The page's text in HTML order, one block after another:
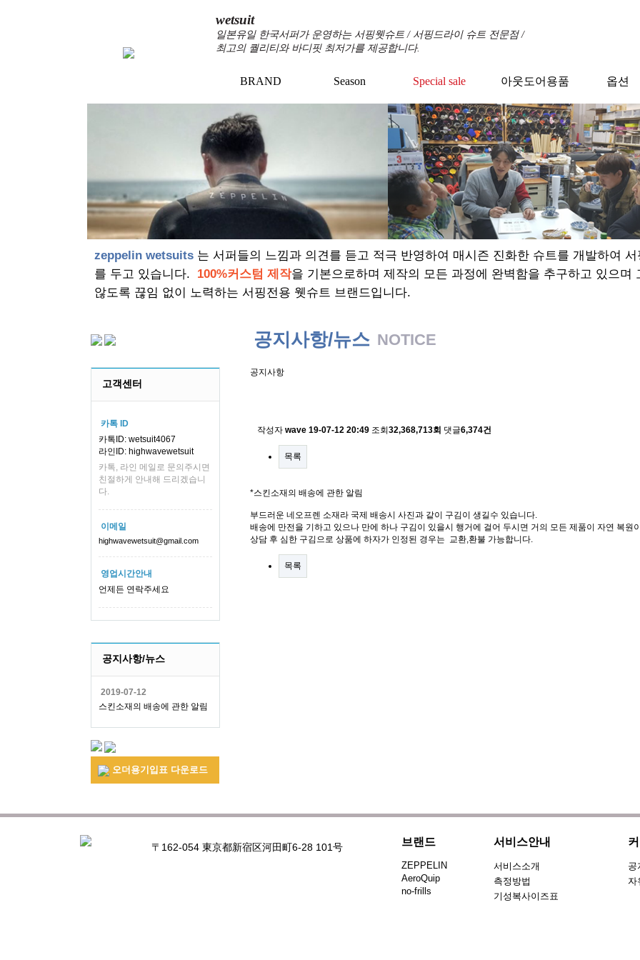
wetsuit
일본유일 한국서퍼가 운영하는 서핑웻슈트 / 서핑드라이 슈트 전문점 /
최고의 퀄리티와 바디핏 최저가를 제공합니다.
BRAND Season Special sale 아웃도어용품 옵션
zeppelin wetsuits 는 서퍼들의 느낌과 의견를 듣고 적극 반영하여 매시즌 진화한 슈트를 개발하여
를 두고 있습니다. 100%커스텀 제작을 기본으로하며 제작의 모든 과정에 완벽함을 추구하고 있으며
않도록 끊임 없이 노력하는 서핑전용 웻슈트 브랜드입니다.
고객센터
카톡 ID
카톡ID: wetsuit4067
라인ID: highwavewetsuit
카톡, 라인 메일로 문의주시면
친절하게 안내해 드리겠습니
다.
이메일
highwavewetsuit@gmail.com
영업시간안내
언제든 연락주세요
공지사항/뉴스
2019-07-12
스킨소재의 배송에 관한 알림
오더용기입표 다운로드
공지사항/뉴스 NOTICE
공지사항
작성자 wave 19-07-12 20:49 조회 32,368,713회 댓글6,374건
목록
*스킨소재의 배송에 관한 알림
부드러운 네오프렌 소재라 국제 배송시 사진과 같이 구김이 생길수 있습니다.
배송에 만전을 기하고 있으나 만에 하나 구김이 있을시 행거에 걸어 두시면 거의 모든 제품이 자연 복원
상담 후 심한 구김으로 상품에 하자가 인정된 경우는 교환,환불 가능합니다.
목록
〒162-054 東京都新宿区河田町6-28 101号 브랜드
ZEPPELIN
AeroQuip
no-frills
서비스안내
서비스소개
측정방법
기성복사이즈표
공
자